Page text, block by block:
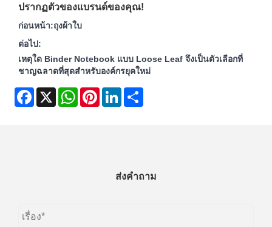
ปรากฏตัวของแบรนด์ของคุณ!
ก่อนหน้า:ถุงผ้าใบ
ต่อไป:
เหตุใด Binder Notebook แบบ Loose Leaf จึงเป็นตัวเลือกที่
ชาญฉลาดที่สุดสำหรับองค์กรยุคใหม่
Facebook
X WhatsAppPinterestLinkedIn
ส่งคำถาม